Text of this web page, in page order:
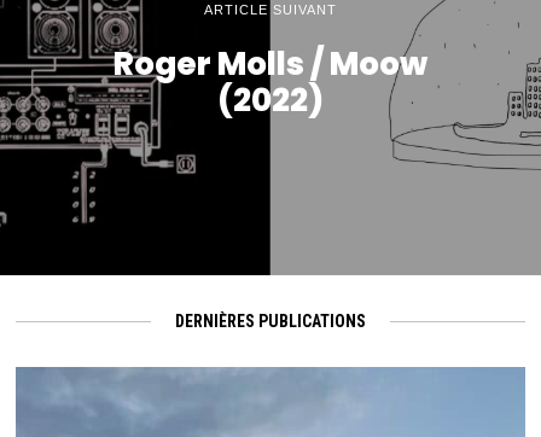
ARTICLE SUIVANT
Roger Molls / Moow
(2022)
DERNIÈRES PUBLICATIONS